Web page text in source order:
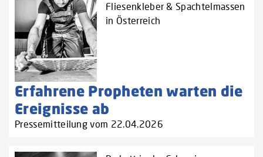
Fliesenkleber & Spachtelmassen
in Österreich
Erfahrene Propheten warten die
Ereignisse ab
Pressemitteilung vom 22.04.2026